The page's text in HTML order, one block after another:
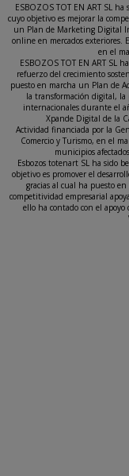
ESBOZOS TOT EN ART SL
cuyo objetivo es mejorar la
un Plan de Marketing Digital
online en mercados exteriores.
en el
ESBOZOS TOT EN ART SL
refuerzo del crecimiento
puesto en marcha un Plan de
la transformación digital, la
internacionales durante el
Xpande Digital de la
Actividad financiada por la
Comercio y Turismo, en el
municipios
Esbozos totenart SL ha sido
objetivo es promover el
gracias al cual ha puesto
competitividad empresarial
ello ha contado con el apoyo